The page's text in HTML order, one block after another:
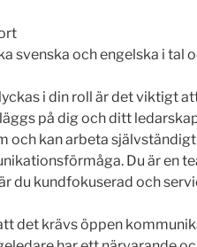
svenska och engelska i tal
i din roll är det viktigt
på dig och ditt
och kan arbeta
Du är en
du kundfokuserad och
det krävs öppen